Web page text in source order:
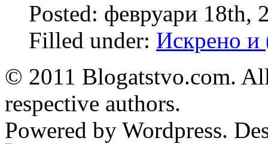
Posted: февруари 18th,
Filled under: Искрено и
© 2011 Blogatstvo.com.
respective authors.
Powered by Wordpress.